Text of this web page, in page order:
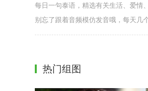
每日一句泰语，精选有关生活、爱情
别忘了跟着音频模仿发音哦，每天几
热门组图